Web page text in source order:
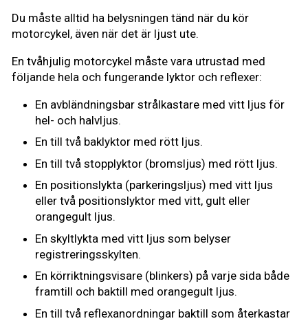
Du måste alltid ha belysningen tänd när du kör
motorcykel, även när det är ljust ute.
En tvåhjulig motorcykel måste vara utrustad med
följande hela och fungerande lyktor och reflexer:
En avbländningsbar strålkastare med vitt ljus för
hel- och halvljus.
En till två baklyktor med rött ljus.
En till två stopplyktor (bromsljus) med rött ljus.
En positionslykta (parkeringsljus) med vitt ljus
eller två positionslyktor med vitt, gult eller
orangegult ljus.
En skyltlykta med vitt ljus som belyser
registreringsskylten.
En körriktningsvisare (blinkers) på varje sida både
framtill och baktill med orangegult ljus.
En till två reflexanordningar baktill som återkastar